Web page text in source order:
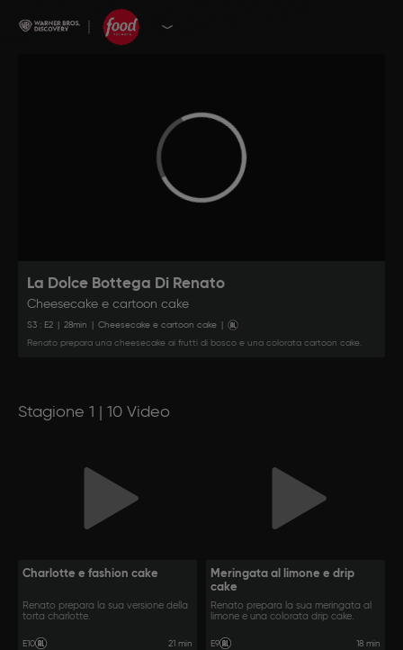
La Dolce Bottega Di Renato
Cheesecake e cartoon cake
S3 : E2 28min Cheesecake e cartoon cake
Renato prepara una cheesecake ai frutti di bosco e una colorata cartoon cake.
Stagione 1 | 10 Video
Charlotte e fashion cake
Renato prepara la sua versione della
torta charlotte.
E10 21 min
Meringata al limone e drip
cake
Renato prepara la sua meringata al
limone e una colorata drip cake.
E9 18 min